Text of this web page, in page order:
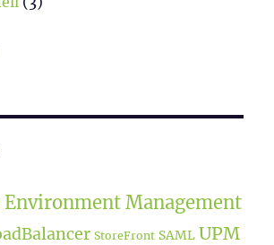
Environment Management
StoreFront SAML UPM